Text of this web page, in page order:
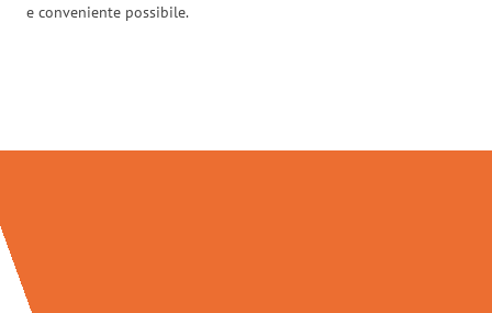
e conveniente possibile.